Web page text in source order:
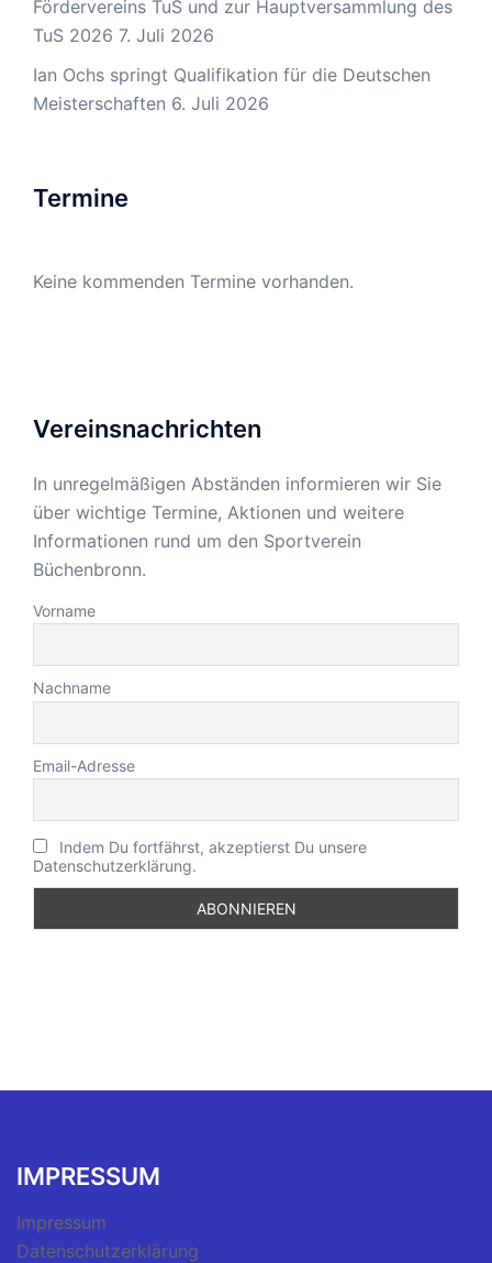
Fördervereins TuS und zur Hauptversammlung des
TuS 2026 7. Juli 2026
Ian Ochs springt Qualifikation für die Deutschen
Meisterschaften 6. Juli 2026
Termine
Keine kommenden Termine vorhanden.
Vereinsnachrichten
In unregelmäßigen Abständen informieren wir Sie
über wichtige Termine, Aktionen und weitere
Informationen rund um den Sportverein
Büchenbronn.
Vorname
Nachname
Email-Adresse
Indem Du fortfährst, akzeptierst Du unsere
Datenschutzerklärung.
IMPRESSUM
Impressum
Datenschutzerklärung